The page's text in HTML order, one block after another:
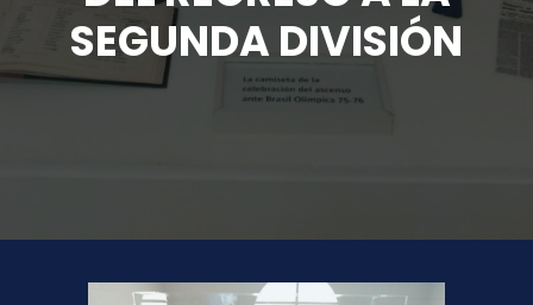
SEGUNDA DIVISIÓN